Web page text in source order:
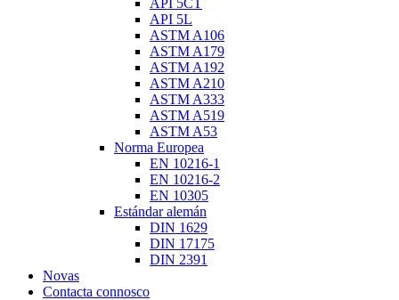
API 5CT
API 5L
ASTM A106
ASTM A179
ASTM A192
ASTM A210
ASTM A333
ASTM A519
ASTM A53
Norma Europea
EN 10216-1
EN 10216-2
EN 10305
Estándar alemán
DIN 1629
DIN 17175
DIN 2391
Novas
Contacta connosco